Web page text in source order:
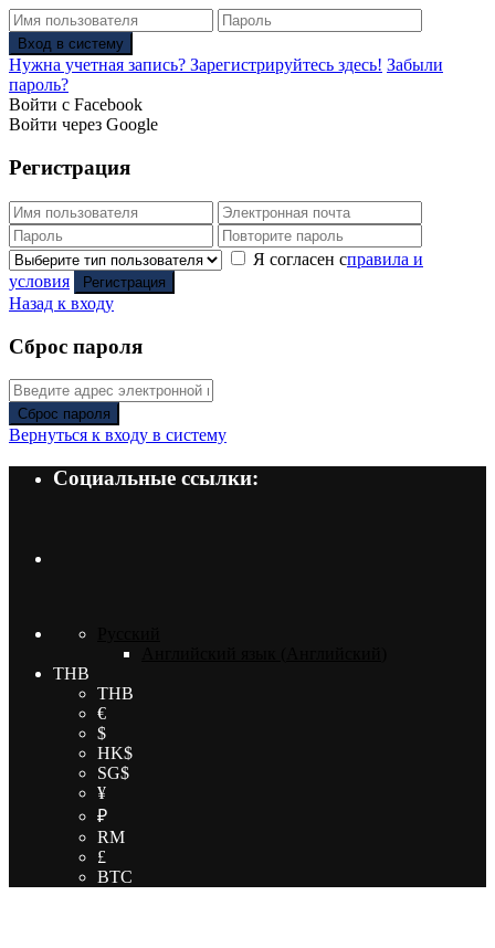
Вход в систему
Нужна учетная запись? Зарегистрируйтесь здесь! Забыли
пароль?
Войти с Facebook
Войти через Google
Регистрация
Я согласен справила и
условия
Регистрация
Назад к входу
Сброс пароля
Сброс пароля
Вернуться к входу в систему
Социальные ссылки:
THB
THB
€
$
HK$
SG$
¥
₽
RM
£
BTC